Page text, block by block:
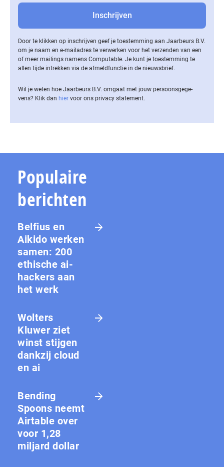
Door te klikken op inschrijven geef je toestemming aan Jaarbeurs B.V.
om je naam en e-mailadres te verwerken voor het verzenden van een
of meer mailings namens Computable. Je kunt je toestemming te
allen tijde intrekken via de af­meld­func­tie in de nieuwsbrief.
Wil je weten hoe Jaarbeurs B.V. omgaat met jouw per­soons­ge­ge­
vens? Klik dan hier voor ons privacy statement.
Populaire
berichten
Belfius en
Aikido werken
samen: 200
ethische ai-
hackers aan
het werk
Wolters
Kluwer ziet
winst stijgen
dankzij cloud
en ai
Bending
Spoons neemt
Airtable over
voor 1,28
miljard dollar